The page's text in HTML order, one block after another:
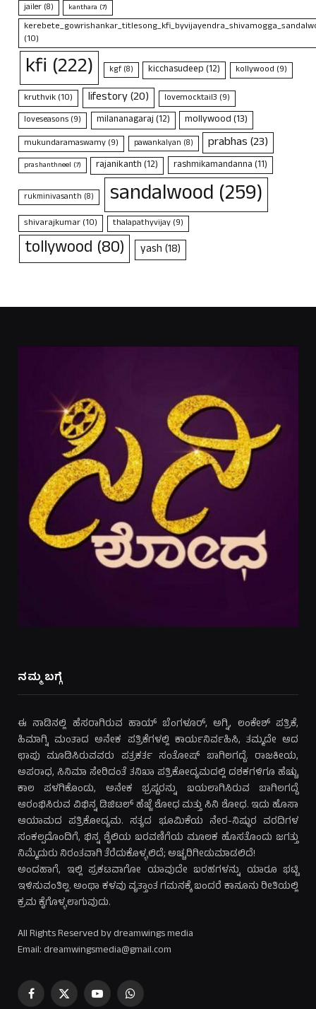
jailer (8) kanthara (7)
(10)
kfi (222) kgf(8) kicchasudeep(12) kollywood (9)
kruthvik(10) lifestory(20) lovemocktail3 (9)
loveseasons (9) milananagaraj(12) mollywood(13)
mukundaramaswamy (9) pawankalyan (8) prabhas(23)
prashanthneel (7) rajanikanth(12) rashmikamandanna(11)
rukminivasanth (8) sandalwood (259)
shivarajkumar(10) thalapathyvijay(9)
tollywood (80) yash(18)
ನಮ್ಮ ಬಗ್ಗೆ
ಈ ನಾಡಿನಲ್ಲಿ ಹೆಸರಾಗಿರುವ ಹಾಯ್ ಬೆಂಗಳೂರ್, ಅಗ್ನಿ, ಲಂಕೇಶ್ ಪತ್ರಿಕೆ,
ಹಿಮಾಗ್ನಿ ಮಂತಾದ ಅನೇಕ ಪತ್ರಿಕೆಗಳಲ್ಲಿ ಕಾರ್ಯನಿರ್ವಹಿಸಿ, ತಮ್ಮದೇ ಆದ
ಛಾಪು ಮೂಡಿಸಿರುವವರು ಪತ್ರಕರ್ತ ಸಂತೋಷ್ ಬಾಗಿಲಗದ್ದೆ. ರಾಜಕೀಯ,
ಅಪರಾಧ, ಸಿನಿಮಾ ಸೇರಿದಂತೆ ತನಿಖಾ ಪತ್ರಿಕೋದ್ಯಮದಲ್ಲಿ ದಶಕಗಳಿಗೂ ಹೆಚ್ಚು
ಕಾಲ ಪಳಗಿಕೊಂಡು, ಅನೇಕ ಭ್ರಷ್ಟರನ್ನು ಬಯಲಾಗಿಸಿರುವ ಬಾಗಿಲಗದ್ದೆ
ಆರಂಭಿಸಿರುವ ವಿಭಿನ್ನ ಡಿಜಿಟಲ್ ಹೆಜ್ಜೆ ಶೋಧ ಮತ್ತು ಸಿನಿ ಶೋಧ. ಇದು ಹೊಸಾ
ಆಯಾಮದ ಪತ್ರಿಕೋದ್ಯಮ. ಸತ್ಯದ ಭೂಮಿಕೆಯ ನೇರ-ನಿಷ್ಠುರ ವರದಿಗಳ
ಸಂಕಲ್ಪದೊಂದಿಗೆ, ಭಿನ್ನ ಶೈಲಿಯ ಬರವಣಿಗೆಯ ಮೂಲಕ ಹೊಸತೊಂದು ಜಗತ್ತು
ನಿಮ್ಮೆದುರು ನಿರಂತವಾಗಿ ತೆರೆದುಕೊಳ್ಳಲಿದೆ; ಅಚ್ಚರಿಗೀಡುಮಾಡಲಿದೆ!
ಅಂದಹಾಗೆ, ಇಲ್ಲಿ ಪ್ರಕಟವಾಗೋ ಯಾವುದೇ ಬರಹಗಳನ್ನು ಯಾರೂ ಭಟ್ಟಿ
ಇಳಿಸುವಂತಿಲ್ಲ. ಅಂಥಾ ಕಳವು ವೃತ್ತಾಂತ ಗಮನಕ್ಕೆ ಬಂದರೆ ಕಾನೂನು ರೀತಿಯಲ್ಲಿ
ಕ್ರಮ ಕೈಗೊಳ್ಳಲಾಗುವುದು.
All Rights Reserved by dreamwings media
Email: dreamwingsmedia@gmail.com
Facebook
X
YouTubeWhatsApp